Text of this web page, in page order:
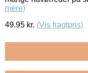
mere)
49.95 kr. (Vis fragtpris)